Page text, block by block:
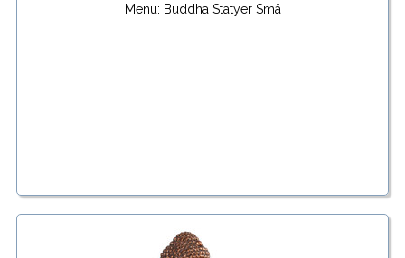
Menu: Buddha Statyer Små